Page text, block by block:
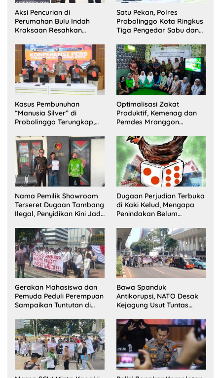
Aksi Pencurian di
Perumahan Bulu Indah
Kraksaan Resahkan
Satu Pekan, Polres
Probolinggo Kota Ringkus
Tiga Pengedar Sabu dan
Kasus Pembunuhan
“Manusia Silver” di
Probolinggo Terungkap,
Satu Buron
Optimalisasi Zakat
Produktif, Kemenag dan
Pemdes Mranggon
Pelaksana Kampung
Zakat
Nama Pemilik Showroom
Terseret Dugaan Tambang
Ilegal, Penyidikan Kini Jadi
Dugaan Perjudian Terbuka
di Kaki Kelud, Mengapa
Penindakan Belum
Gerakan Mahasiswa dan
Pemuda Peduli Perempuan
Sampaikan Tuntutan di
Bawa Spanduk
Antikorupsi, NATO Desak
Kejagung Usut Tuntas